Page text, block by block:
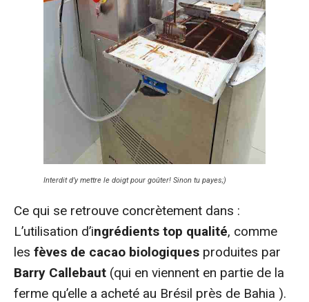
Interdit d’y mettre le doigt pour goûter! Sinon tu payes;)
Ce qui se retrouve concrètement dans :
L’utilisation d’ingrédients top qualité, comme
les fèves de cacao biologiques produites par
Barry Callebaut (qui en viennent en partie de la
ferme qu’elle a acheté au Brésil près de Bahia ).